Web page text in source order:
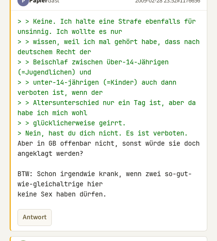
> > Keine. Ich halte eine Strafe ebenfalls für
unsinnig. Ich wollte es nur
> > wissen, weil ich mal gehört habe, dass nach
deutschem Recht der
> > Beischlaf zwischen über-14-Jährigen
(=Jugendlichen) und
> > unter-14-jährigen (=Kinder) auch dann
verboten ist, wenn der
> > Altersunterschied nur ein Tag ist, aber da
habe ich mich wohl
> > glücklicherweise geirrt.
> Nein, hast du dich nicht. Es ist verboten.
Aber in GB offenbar nicht, sonst würde sie doch
angeklagt werden?
BTW: Schon irgendwie krank, wenn zwei so-gut-
wie-gleichaltrige hier
keine Sex haben dürfen.
Antwort